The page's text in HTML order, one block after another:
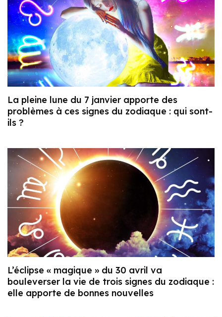
La pleine lune du 7 janvier apporte des
problèmes à ces signes du zodiaque : qui sont-
ils ?
L’éclipse « magique » du 30 avril va
bouleverser la vie de trois signes du zodiaque :
elle apporte de bonnes nouvelles